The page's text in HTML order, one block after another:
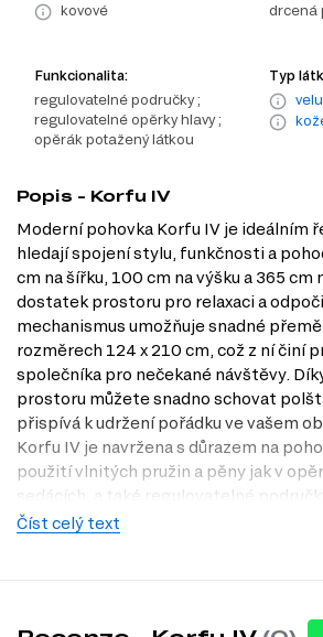
kovové
drcená
Funkcionalita:
regulovatelné područky ;
regulovatelné opěrky hlavy ;
opěrák potažený látkou
Typ
Popis - Korfu IV
Moderní pohovka Korfu IV je ideálním
hledají spojení stylu, funkčnosti a
cm na šířku, 100 cm na výšku a 365 cm
dostatek prostoru pro relaxaci a
mechanismus umožňuje snadné
rozměrech 124 x 210 cm, což z ní činí
společníka pro nečekané návštěvy.
prostoru můžete snadno schovat
přispívá k udržení pořádku ve vašem
Korfu IV je navržena s důrazem na
použití vlnitých pružin a pěny jak v
sedácích, a také regulovatelné
které zajistí maximální komfort. Stylový
domov. Naše nabídka na Dubok.cz je
Číst celý text